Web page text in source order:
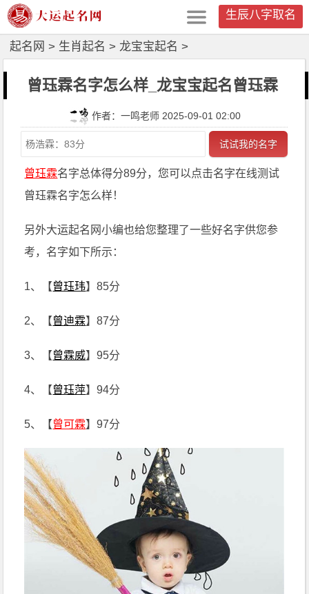
生辰八字取名
起名网 > 生肖起名 > 龙宝宝起名 >
曾珏霖名字怎么样_龙宝宝起名曾珏霖
作者：一鸣老师 2025-09-01 02:00
试试我的名字
曾珏霖名字总体得分89分，您可以点击名字在线测试
曾珏霖名字怎么样！
另外大运起名网小编也给您整理了一些好名字供您参
考，名字如下所示：
1、【曾珏玮】85分
2、【曾迪霖】87分
3、【曾霖威】95分
4、【曾珏萍】94分
5、【曾可霖】97分